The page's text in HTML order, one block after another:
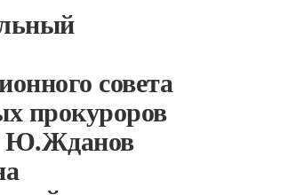
совета
прокуроров
Ю.Жданов